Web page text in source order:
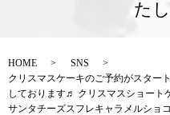
た
HOME
SNS
クリスマスケーキのご予約がスター
しております♬ クリスマスショート
サンタチーズスフレキャラメルショ